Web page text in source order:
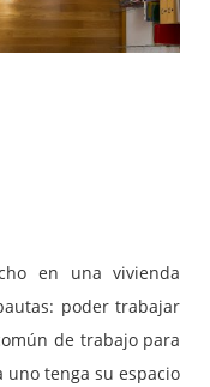
en una vivienda
poder trabajar
de trabajo para
uno tenga su espacio